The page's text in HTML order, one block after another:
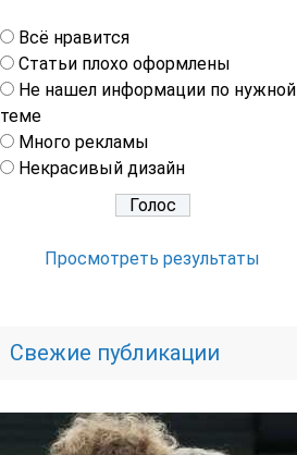
Всё нравится
Статьи плохо оформлены
Не нашел информации по нужной
теме
Много рекламы
Некрасивый дизайн
Просмотреть результаты
Свежие публикации